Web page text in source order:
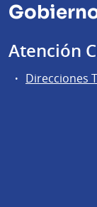
Atención
Direcciones